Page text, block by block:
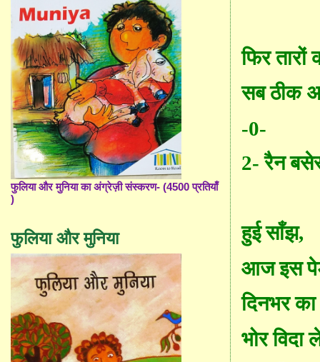
फिर तारों
सब ठीक
-0-
2- रैन
हुई साँझ,
आज इस
दिनभर
भोर विदा
फुलिया और मुनिया का अंग्रेज़ी संस्करण- (4500 प्रतियाँ
)
फुलिया और मुनिया